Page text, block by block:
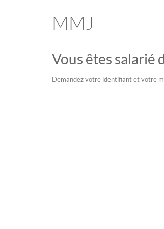
MMJ
Vous êtes
Demandez votre identifiant et votre